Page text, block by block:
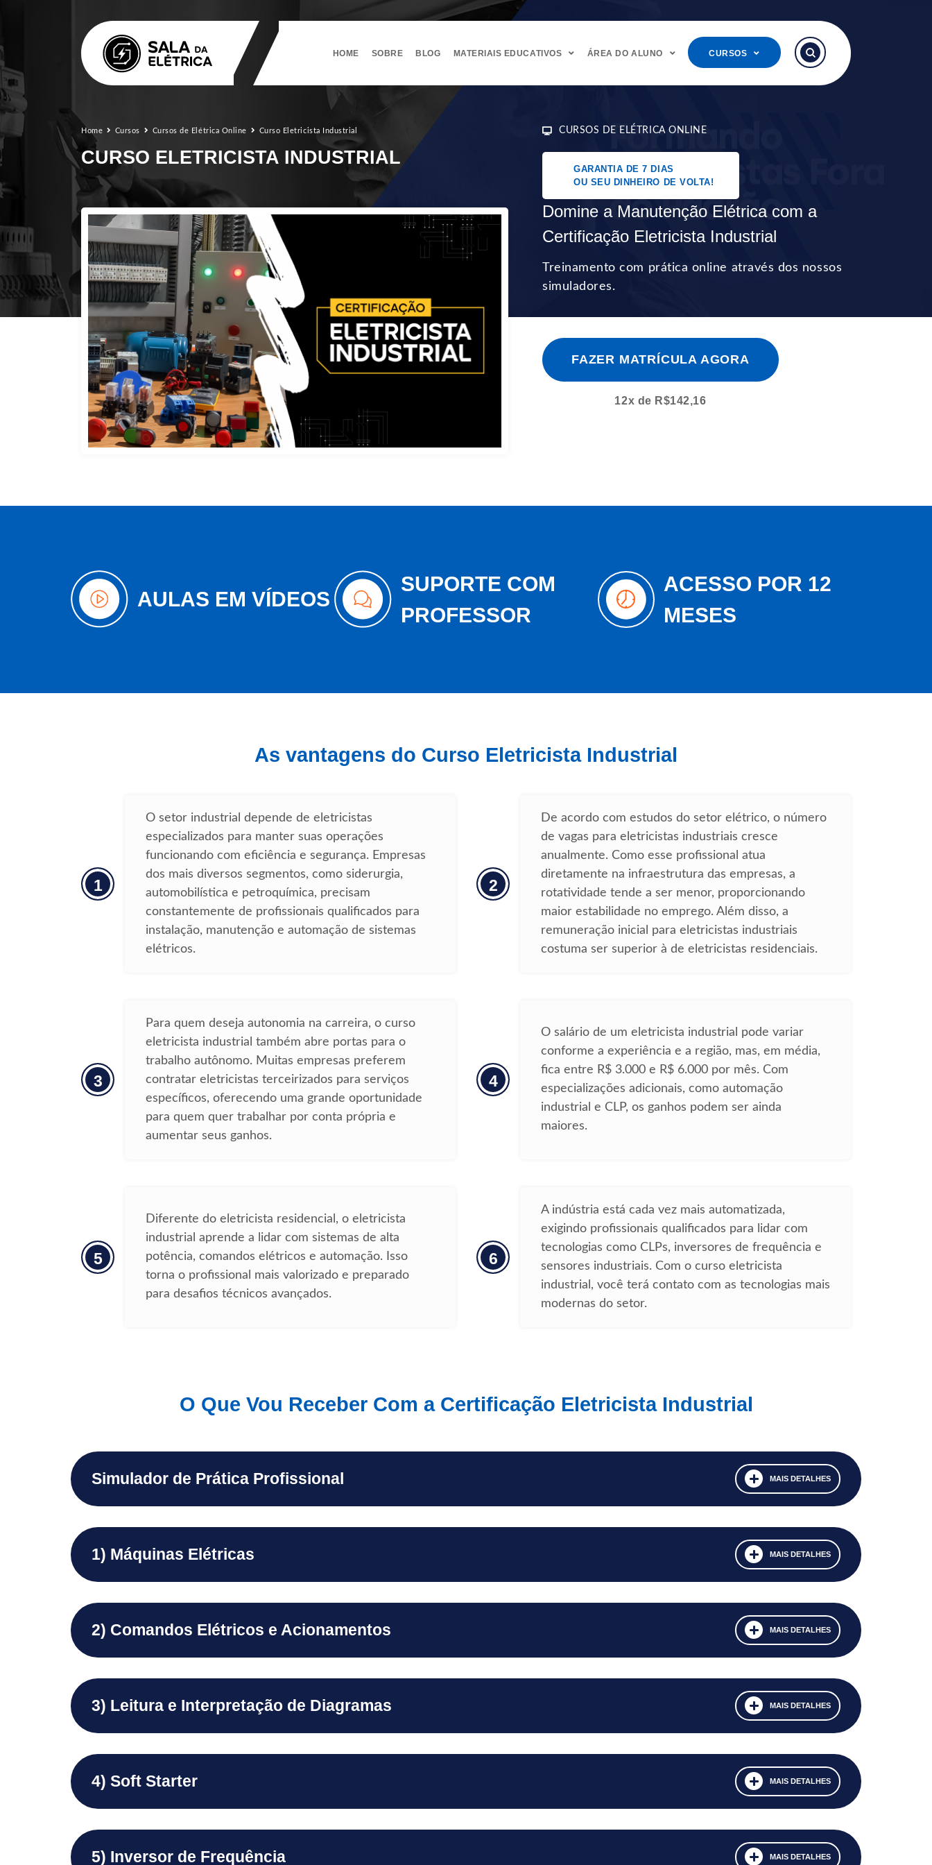
HOME SOBRE BLOG MATERIAIS EDUCATIVOS ÁREA DO ALUNO CURSOS
Home Cursos Cursos de Elétrica Online Curso Eletricista Industrial
CURSO ELETRICISTA INDUSTRIAL
CURSOS DE ELÉTRICA ONLINE
GARANTIA DE 7 DIAS
OU SEU DINHEIRO DE VOLTA!
Domine a Manutenção Elétrica com a
Certificação Eletricista Industrial
Treinamento com prática online através dos nossos
simuladores.
FAZER MATRÍCULA AGORA
12x de R$142,16
AULAS EM VÍDEOS
SUPORTE COM
PROFESSOR
ACESSO POR 12
MESES
As vantagens do Curso Eletricista Industrial
1
O setor industrial depende de eletricistas
especializados para manter suas operações
funcionando com eficiência e segurança. Empresas
dos mais diversos segmentos, como siderurgia,
automobilística e petroquímica, precisam
constantemente de profissionais qualificados para
instalação, manutenção e automação de sistemas
elétricos.
2
De acordo com estudos do setor elétrico, o número
de vagas para eletricistas industriais cresce
anualmente. Como esse profissional atua
diretamente na infraestrutura das empresas, a
rotatividade tende a ser menor, proporcionando
maior estabilidade no emprego. Além disso, a
remuneração inicial para eletricistas industriais
costuma ser superior à de eletricistas residenciais.
3
Para quem deseja autonomia na carreira, o curso
eletricista industrial também abre portas para o
trabalho autônomo. Muitas empresas preferem
contratar eletricistas terceirizados para serviços
específicos, oferecendo uma grande oportunidade
para quem quer trabalhar por conta própria e
aumentar seus ganhos.
4
O salário de um eletricista industrial pode variar
conforme a experiência e a região, mas, em média,
fica entre R$ 3.000 e R$ 6.000 por mês. Com
especializações adicionais, como automação
industrial e CLP, os ganhos podem ser ainda
maiores.
5
Diferente do eletricista residencial, o eletricista
industrial aprende a lidar com sistemas de alta
potência, comandos elétricos e automação. Isso
torna o profissional mais valorizado e preparado
para desafios técnicos avançados.
6
A indústria está cada vez mais automatizada,
exigindo profissionais qualificados para lidar com
tecnologias como CLPs, inversores de frequência e
sensores industriais. Com o curso eletricista
industrial, você terá contato com as tecnologias mais
modernas do setor.
O Que Vou Receber Com a Certificação Eletricista Industrial
Simulador de Prática Profissional MAIS DETALHES
1) Máquinas Elétricas MAIS DETALHES
2) Comandos Elétricos e Acionamentos MAIS DETALHES
3) Leitura e Interpretação de Diagramas MAIS DETALHES
4) Soft Starter MAIS DETALHES
5) Inversor de Frequência MAIS DETALHES